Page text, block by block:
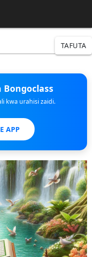
TAFUTA
Bongoclass
kwa urahisi zaidi.
APP